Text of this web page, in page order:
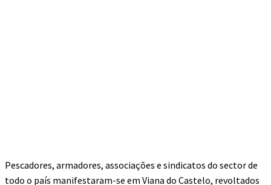
Pescadores, armadores, associações e sindicatos do sector de
todo o país manifestaram-se em Viana do Castelo, revoltados